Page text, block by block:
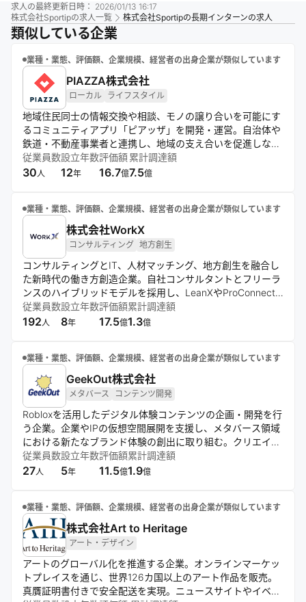
求人の最終更新日時： 2026/01/13 16:17
株式会社Sportipの求人一覧 株式会社Sportipの長期インターンの求人
類似している企業
業種・業態、評価額、企業規模、経営者の出身企業が類似しています
PIAZZA株式会社
ローカル ライフスタイル
地域住民同士の情報交換や相談、モノの譲り合いを可能にす
るコミュニティアプリ「ピアッザ」を開発・運営。自治体や
鉄道・不動産事業者と連携し、地域の支え合いを促進しなが
ら街づくりや住民参加型のサービス拡張も推進する企業。
従業員数
30 人
設立年数
12年
評価額
16.7億
累計調達額
7.5億
業種・業態、評価額、企業規模、経営者の出身企業が類似しています
株式会社WorkX
コンサルティング 地方創生
コンサルティングとIT、人材マッチング、地方創生を融合し
た新時代の働き方創造企業。自社コンサルタントとフリーラ
ンスのハイブリッドモデルを採用し、LeanXやProConnect
などのサービスを通じて、スキル重視の人材流動性の高い社
会モデルの実現を目指す。データ分析から実行までを一貫し
従業員数
192 人
設立年数
8年
評価額
17.5億
累計調達額
1.3億
業種・業態、評価額、企業規模、経営者の出身企業が類似しています
GeekOut株式会社
メタバース コンテンツ開発
Robloxを活用したデジタル体験コンテンツの企画・開発を行
う企業。企業やIPの仮想空間展開を支援し、メタバース領域
における新たなブランド体験の創出に取り組む。クリエイタ
ーと連携したコンテンツ制作体制を強みに、次世代のデジタ
ルエンターテインメント市場の拡大を目指す。
従業員数
27人
設立年数
5年
評価額
11.5億
累計調達額
1.9億
業種・業態、評価額、企業規模、経営者の出身企業が類似しています
株式会社Art to Heritage
アート・デザイン
アートのグローバル化を推進する企業。オンラインマーケッ
トプレイスを通じ、世界126カ国以上のアート作品を販売。
真贋証明書付きで安全配送を実現。ニュースサイトやイベン